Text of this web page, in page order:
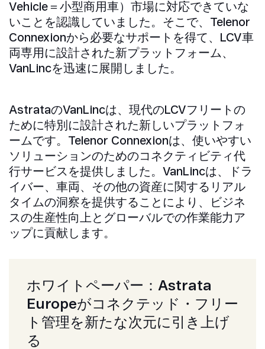
Vehicle＝小型商用車）市場に対応できていな
いことを認識していました。そこで、Telenor
Connexionから必要なサポートを得て、LCV車
両専用に設計された新プラットフォーム、
VanLincを迅速に展開しました。
AstrataのVanLincは、現代のLCVフリートの
ために特別に設計された新しいプラットフォ
ームです。Telenor Connexionは、使いやすい
ソリューションのためのコネクティビティ代
行サービスを提供しました。VanLincは、ドラ
イバー、車両、その他の資産に関するリアル
タイムの洞察を提供することにより、ビジネ
スの生産性向上とグローバルでの作業能力ア
ップに貢献します。
ホワイトペーパー：Astrata
Europeがコネクテッド・フリー
ト管理を新たな次元に引き上げ
る